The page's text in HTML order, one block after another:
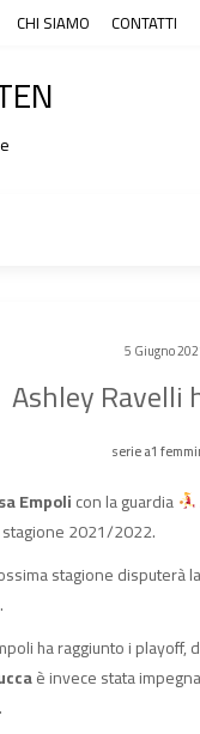
CHI SIAMO CONTATTI
5 Giugno
Ashley Ravelli
serie a1
Empolicon la guardia
stagione 2021/2022.
stagione disputerà la
ha raggiunto i
è invece stata